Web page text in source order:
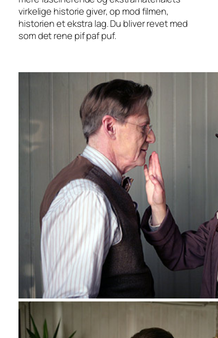
virkelige historie giver, op mod filmen,
historien et ekstra lag. Du bliver revet med
som det rene pif paf puf.